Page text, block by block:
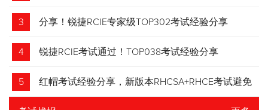
3 分享！锐捷RCIE专家级TOP302考试经验分享
4 锐捷RCIE考试通过！TOP038考试经验分享
5 红帽考试经验分享，新版本RHCSA+RHCE考试避免